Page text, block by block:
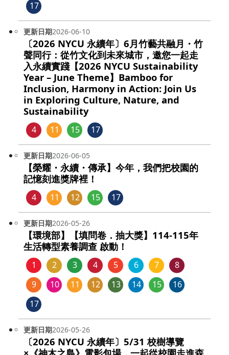
17
更新日期2026-06-10
〔2026 NYCU 永續年〕6月竹藝共融月・竹
聲同行：從竹文化到未來城市，邀您一起走
入永續實踐【2026 NYCU Sustainability
Year – June Theme】Bamboo for
Inclusion, Harmony in Action: Join Us
in Exploring Culture, Nature, and
Sustainability
4 11 15 17
更新日期2026-06-05
【榮耀・永續・傳承】今年，我們把校園的
記憶刻進獎牌裡！
4 11 12 15 17
更新日期2026-05-26
【環境部】【填問卷．抽大獎】114-115年
生活轉型素養調查 啟動！
1 2 3 4 5 6 7
8
9
10 11 12 13 14 15
16
17
更新日期2026-05-26
〔2026 NYCU 永續年〕5/31 校樹導覽